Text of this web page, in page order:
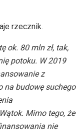
rzecznik.
ok. 80 mln zł, tak,
potoku. W 2019
z
na budowę suchego
Mimo tego, że
nie